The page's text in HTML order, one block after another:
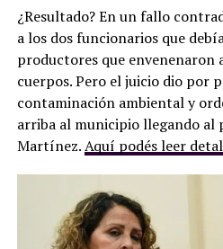
¿Resultado? En un fallo
a los dos funcionarios que
productores que envenenaron
cuerpos. Pero el juicio dio por
contaminación ambiental y
arriba al municipio llegando al
Martínez.Aquí podés leer